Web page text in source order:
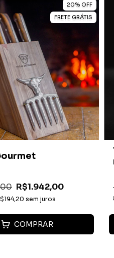
20% OFF
FRETE GRÁTIS
R$1.942,00
sem juros
COMPRAR